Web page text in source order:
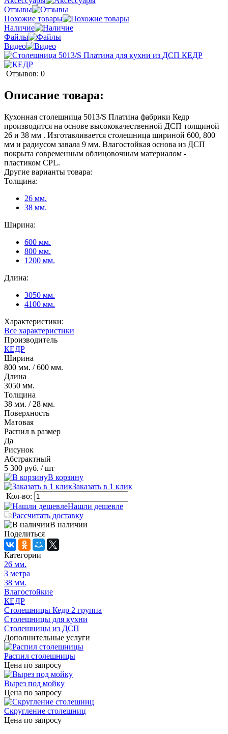
Отзывы
Похожие товары
Наличие
Файлы
Видео
Отзывов: 0
Описание товара:
Кухонная столешница 5013/S Платина фабрики Кедр
производится на основе высококачественной ДСП толщиной
26 и 38 мм . Изготавливается столешница шириной 600, 800
мм и радиусом завала 9 мм. Влагостойкая основа из ДСП
покрыта современным облицовочным материалом -
пластиком CPL.
Другие варианты товара:
Толщина:
26 мм.
38 мм.
Ширина:
600 мм.
800 мм.
1200 мм.
Длина:
3050 мм.
4100 мм.
Характеристики:
Все характеристики
Производитель
КЕДР
Ширина
800 мм. / 600 мм.
Длина
3050 мм.
Толщина
38 мм. / 28 мм.
Поверхность
Матовая
Распил в размер
Да
Рисунок
Абстрактный
5 300 руб. / шт
В корзину
Заказать в 1 клик
Кол-во:
Нашли дешевле
Рассчитать доставку
В наличии
Поделиться
Категории
26 мм.
3 метра
38 мм.
Влагостойкие
КЕДР
Столешницы Кедр 2 группа
Столешницы для кухни
Столешницы из ДСП
Дополнительные услуги
Распил столешницы
Цена по запросу
Вырез под мойку
Цена по запросу
Скругление столешниц
Цена по запросу